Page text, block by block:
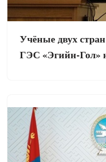
Учёные двух
ГЭС «Эгийн-Гол»